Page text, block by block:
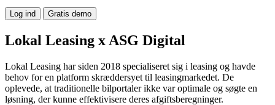
Log ind Gratis demo
Lokal Leasing x ASG Digital
Lokal Leasing har siden 2018 specialiseret sig i leasing og havde
behov for en platform skræddersyet til leasingmarkedet. De
oplevede, at traditionelle bilportaler ikke var optimale og søgte en
løsning, der kunne effektivisere deres afgiftsberegninger.